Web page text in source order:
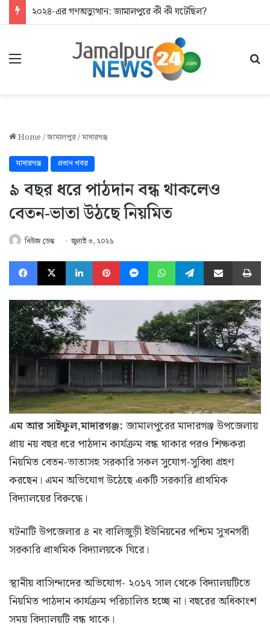
২০২৪-এর গণঅভ্যুত্থান: জামালপুরে কী কী ঘটেছিল?
Menu
Home/জামালপুর/মাদারগঞ্জ
মাদারগঞ্জ প্রধান খবর
৯ বছর ধরে পাঠদান বন্ধ থাকলেও
বেতন-ভাতা উঠছে নিয়মিত
নিউজ ডেস্ক জুলাই ৩, ২০২৬
Facebook
X LinkedInPinterestMessengerWhatsAppTelegramShare via Email
এম আর সাইফুল,মাদারগঞ্জ: জামালপুরের মাদারগঞ্জ উপজেলায়
প্রায় নয় বছর ধরে পাঠদান কার্যক্রম বন্ধ থাকার পরও শিক্ষকরা
নিয়মিত বেতন-ভাতাসহ সরকারি সকল সুযোগ-সুবিধা গ্রহণ
করছেন। এমন অভিযোগ উঠেছে একটি সরকারি প্রাথমিক
বিদ্যালয়ের বিরুদ্ধে।
ঘটনাটি উপজেলার ৪ নং বালিজুড়ী ইউনিয়নের পশ্চিম সুখনগরী
সরকারি প্রাথমিক বিদ্যালয়কে ঘিরে।
স্থানীয় বাসিন্দাদের অভিযোগ- ২০১৭ সাল থেকে বিদ্যালয়টিতে
নিয়মিত পাঠদান কার্যক্রম পরিচালিত হচ্ছে না। বছরের অধিকাংশ
সময় বিদ্যালয়টি বন্ধ থাকে।